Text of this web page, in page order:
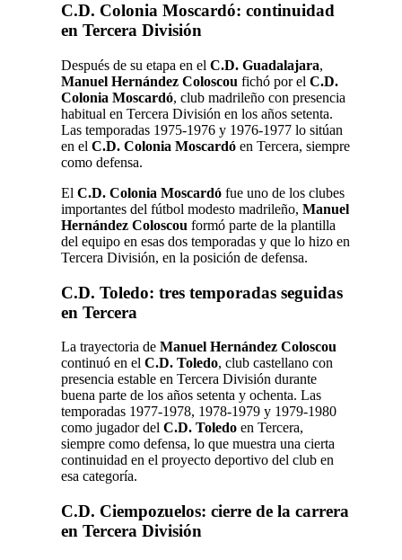
C.D. Colonia Moscardó: continuidad
en Tercera División
Después de su etapa en el C.D. Guadalajara,
Manuel Hernández Coloscou fichó por el C.D.
Colonia Moscardó, club madrileño con presencia
habitual en Tercera División en los años setenta.
Las temporadas 1975-1976 y 1976-1977 lo sitúan
en el C.D. Colonia Moscardó en Tercera, siempre
como defensa.
El C.D. Colonia Moscardó fue uno de los clubes
importantes del fútbol modesto madrileño, Manuel
Hernández Coloscou formó parte de la plantilla
del equipo en esas dos temporadas y que lo hizo en
Tercera División, en la posición de defensa.
C.D. Toledo: tres temporadas seguidas
en Tercera
La trayectoria de Manuel Hernández Coloscou
continuó en el C.D. Toledo, club castellano con
presencia estable en Tercera División durante
buena parte de los años setenta y ochenta. Las
temporadas 1977-1978, 1978-1979 y 1979-1980
como jugador del C.D. Toledo en Tercera,
siempre como defensa, lo que muestra una cierta
continuidad en el proyecto deportivo del club en
esa categoría.
C.D. Ciempozuelos: cierre de la carrera
en Tercera División